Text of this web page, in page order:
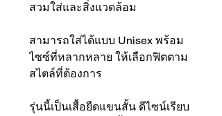
สวมใส่และสิ่งแวดล้อม
สามารถใส่ได้แบบ Unisex พร้อม
ไซซ์ที่หลากหลาย ให้เลือกฟิตตาม
สไตล์ที่ต้องการ
รุ่นนี้เป็นเสื้อยืดแขนสั้น ดีไซน์เรียบ